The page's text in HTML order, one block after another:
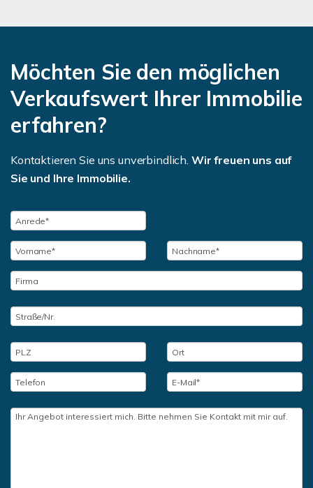
Möchten Sie den möglichen
Verkaufswert Ihrer Immobilie
erfahren?
Kontaktieren Sie uns unverbindlich. Wir freuen uns auf
Sie und Ihre Immobilie.